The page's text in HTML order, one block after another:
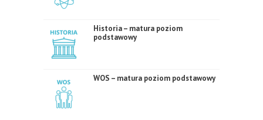
Historia – matura poziom
podstawowy
WOS – matura poziom podstawowy